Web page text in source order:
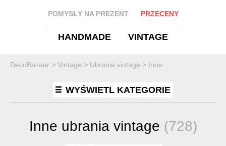
POMYSŁY NA PREZENT PRZECENY
HANDMADE VINTAGE
DecoBazaar > Vintage > Ubrania vintage > Inne
WYŚWIETL KATEGORIE
Inne ubrania vintage (728)